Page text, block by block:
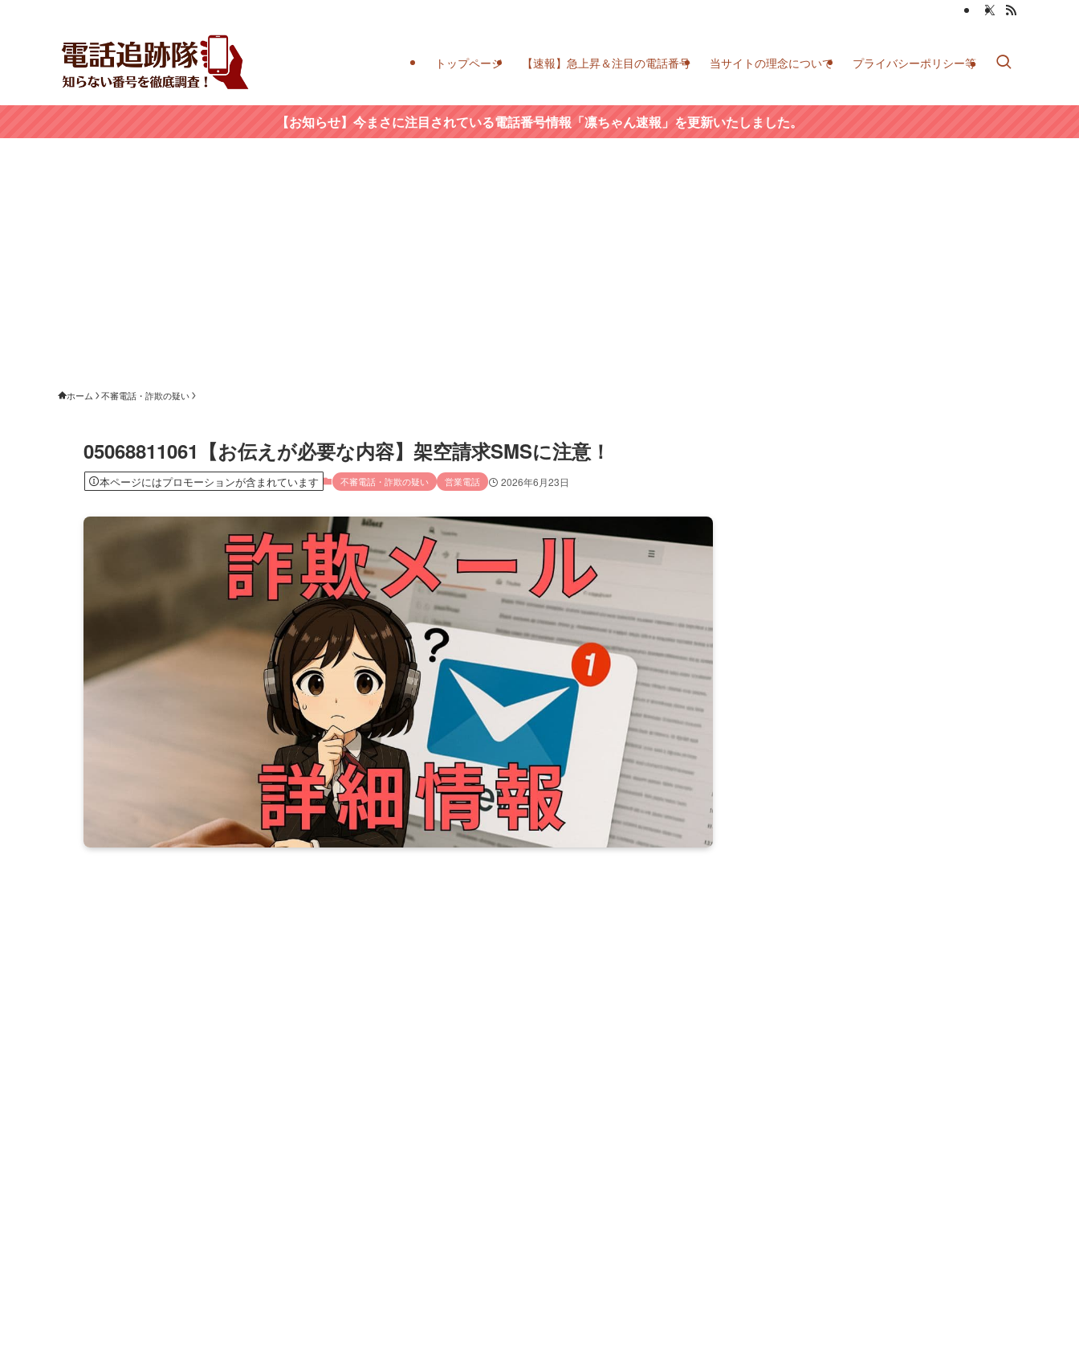
トップページ 【速報】急上昇＆注目の電話番号 当サイトの理念について プライバシーポリシー等
【お知らせ】今まさに注目されている電話番号情報「凛ちゃん速報」を更新いたしました。
ホーム 不審電話・詐欺の疑い
05068811061【お伝えが必要な内容】架空請求SMSに注意！
本ページにはプロモーションが含まれています 不審電話・詐欺の疑い 営業電話 2026年6月23日